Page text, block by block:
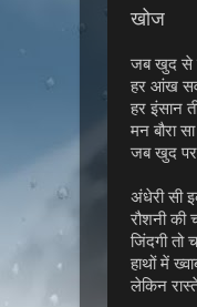
खोज
जब खुद से
हर आंख
हर इंसान
मन बौरा
जब खुद पर
अंधेरी सी
रौशनी की
जिंदगी तो
हाथों में
लेकिन